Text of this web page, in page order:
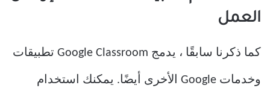
العمل
كما ذكرنا سابقًا ، يدمج Google Classroom تطبيقات
وخدمات Google الأخرى أيضًا. يمكنك استخدام